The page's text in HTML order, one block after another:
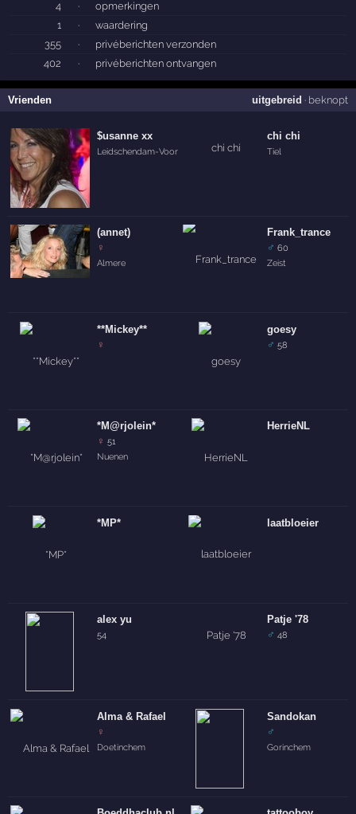
4
·
opmerkingen
1
·
waardering
355
·
privéberichten verzonden
402
· privéberichten ontvangen
Vrienden uitgebreid · beknopt
$usanne xx
Leidschendam-Voorburg
(annet)
♀
Almere
**Mickey**
♀
*M@rjolein*
♀ 51
Nuenen
*MP*
alex yu
54
Alma & Rafael
♀
Doetinchem
chi chi
Tiel
Frank_trance
♂ 60
Zeist
goesy
♂ 58
HerrieNL
laatbloeier
Patje '78
♂ 48
Sandokan
♂
Gorinchem